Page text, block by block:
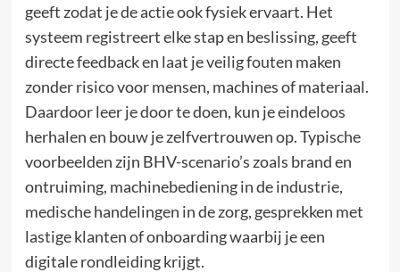
geeft zodat je de actie ook fysiek ervaart. Het
systeem registreert elke stap en beslissing, geeft
directe feedback en laat je veilig fouten maken
zonder risico voor mensen, machines of materiaal.
Daardoor leer je door te doen, kun je eindeloos
herhalen en bouw je zelfvertrouwen op. Typische
voorbeelden zijn BHV-scenario’s zoals brand en
ontruiming, machinebediening in de industrie,
medische handelingen in de zorg, gesprekken met
lastige klanten of onboarding waarbij je een
digitale rondleiding krijgt.